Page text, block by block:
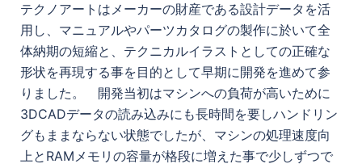
テクノアートはメーカーの財産である設計データを活
用し、マニュアルやパーツカタログの製作に於いて全
体納期の短縮と、テクニカルイラストとしての正確な
形状を再現する事を目的として早期に開発を進めて参
りました。 開発当初はマシンへの負荷が高いために
3DCADデータの読み込みにも長時間を要しハンドリン
グもままならない状態でしたが、マシンの処理速度向
上とRAMメモリの容量が格段に増えた事で少しずつで